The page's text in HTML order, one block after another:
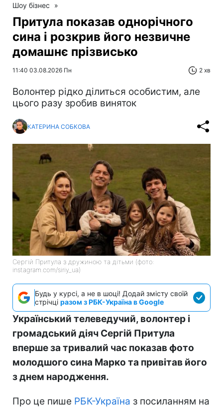
Шоу бізнес »
Притула показав однорічного
сина і розкрив його незвичне
домашнє прізвисько
11:40 03.08.2026 Пн 2 хв
Волонтер рідко ділиться особистим, але
цього разу зробив виняток
КАТЕРИНА СОБКОВА
Сергій Притула з дружиною та дітьми (фото:
instagram.com/siriy_ua)
Будь у курсі, а не в шоці! Додай змісту своїй
стрічці разом з РБК-Україна в Google
Український телеведучий, волонтер і
громадський діяч Сергій Притула
вперше за тривалий час показав фото
молодшого сина Марко та привітав його
з днем народження.
Про це пише РБК-Україна з посиланням на